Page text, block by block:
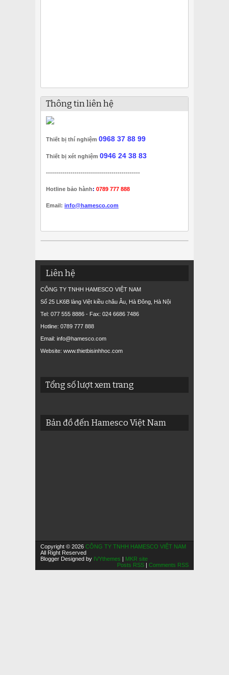
Thông tin liên hệ
Thiết bị thí nghiệm 0968 37 88 99
Thiết bị xét nghiệm 0946 24 38 83
----------------------------------------------
Hotline bảo hành: 0789 777 888
Email: info@hamesco.com
Liên hệ
CÔNG TY TNHH HAMESCO VIỆT NAM
Số 25 LK6B làng Việt kiều châu Âu, Hà Đông, Hà Nội
Tel: 077 555 8886 - Fax: 024 6686 7486
Hotline: 0789 777 888
Email: info@hamesco.com
Website: www.thietbisinhhoc.com
Tổng số lượt xem trang
Bản đồ đến Hamesco Việt Nam
Copyright © 2026 CÔNG TY TNHH HAMESCO VIỆT NAM
All Right Reserved
Blogger Designed by IVYthemes | MKR site
Posts RSS | Comments RSS